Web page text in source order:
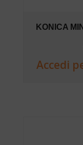
KONICA
Accedi